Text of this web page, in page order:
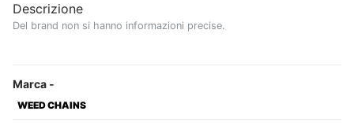
Descrizione
Del brand non si hanno informazioni precise.
Marca -
WEED CHAINS